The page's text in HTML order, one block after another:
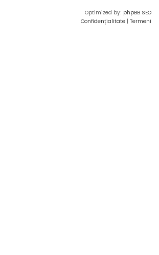
Optimized by: phpBB SEO
Confidențialitate | Termeni